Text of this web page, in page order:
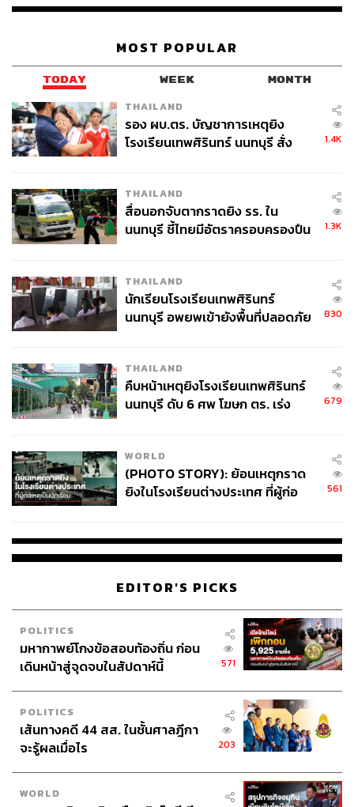
MOST POPULAR
TODAY WEEK MONTH
THAILAND
รอง ผบ.ตร. บัญชาการเหตุยิง
โรงเรียนเทพศิรินทร์ นนทบุรี สั่ง
1.4K
THAILAND
สื่อนอกจับตากราดยิง รร. ใน
นนทบุรี ชี้ไทยมีอัตราครอบครองปืน
1.3K
THAILAND
นักเรียนโรงเรียนเทพศิรินทร์
นนทบุรี อพยพเข้ายังพื้นที่ปลอดภัย
830
THAILAND
คืบหน้าเหตุยิงโรงเรียนเทพศิรินทร์
นนทบุรี ดับ 6 ศพ โฆษก ตร. เร่ง
679
WORLD
(PHOTO STORY): ย้อนเหตุกราด
ยิงในโรงเรียนต่างประเทศ ที่ผู้ก่อ
561
EDITOR'S PICKS
POLITICS
มหากาพย์โกงข้อสอบท้องถิ่น ก่อน
เดินหน้าสู่จุดจบในสัปดาห์นี้
571
POLITICS
เส้นทางคดี 44 สส. ในชั้นศาลฎีกา
จะรู้ผลเมื่อไร
203
WORLD